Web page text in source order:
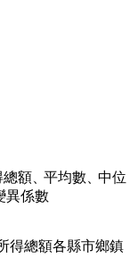
總額、平均數、中位
異係數
得總額各縣市鄉鎮